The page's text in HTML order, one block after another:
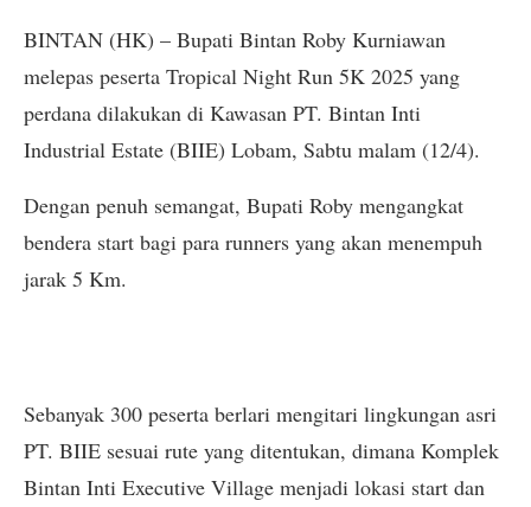
BINTAN (HK) – Bupati Bintan Roby Kurniawan
melepas peserta Tropical Night Run 5K 2025 yang
perdana dilakukan di Kawasan PT. Bintan Inti
Industrial Estate (BIIE) Lobam, Sabtu malam (12/4).
Dengan penuh semangat, Bupati Roby mengangkat
bendera start bagi para runners yang akan menempuh
jarak 5 Km.
Sebanyak 300 peserta berlari mengitari lingkungan asri
PT. BIIE sesuai rute yang ditentukan, dimana Komplek
Bintan Inti Executive Village menjadi lokasi start dan